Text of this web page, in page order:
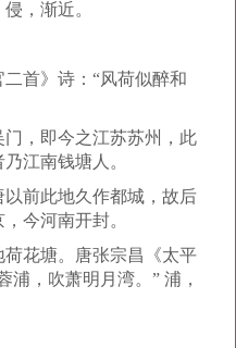
，渐近。
》诗：“风荷似醉和
，即今之江苏苏州，此
江南钱塘人。
前此地久作都城，故后
今河南开封。
花塘。唐张宗昌《太平
浦，吹萧明月湾。” 浦，